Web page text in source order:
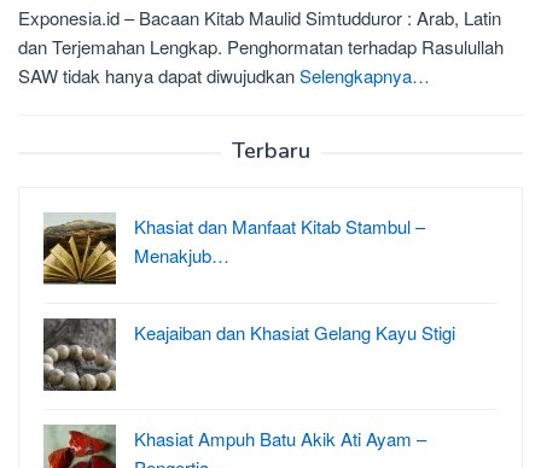
Exponesia.id – Bacaan Kitab Maulid Simtudduror : Arab, Latin
dan Terjemahan Lengkap. Penghormatan terhadap Rasulullah
SAW tidak hanya dapat diwujudkanSelengkapnya…
Terbaru
Khasiat dan Manfaat Kitab Stambul –
Menakjub…
Keajaiban dan Khasiat Gelang Kayu Stigi
Khasiat Ampuh Batu Akik Ati Ayam –